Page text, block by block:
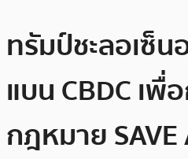
ทรัมป์ชะลอเซ็
แบน CBDC เ
กฎหมาย